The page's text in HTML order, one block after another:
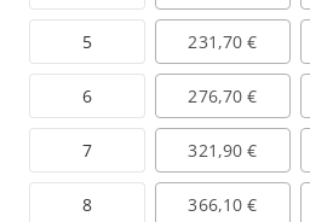
5
6
7
8
231,70 €
276,70 €
321,90 €
366,10 €